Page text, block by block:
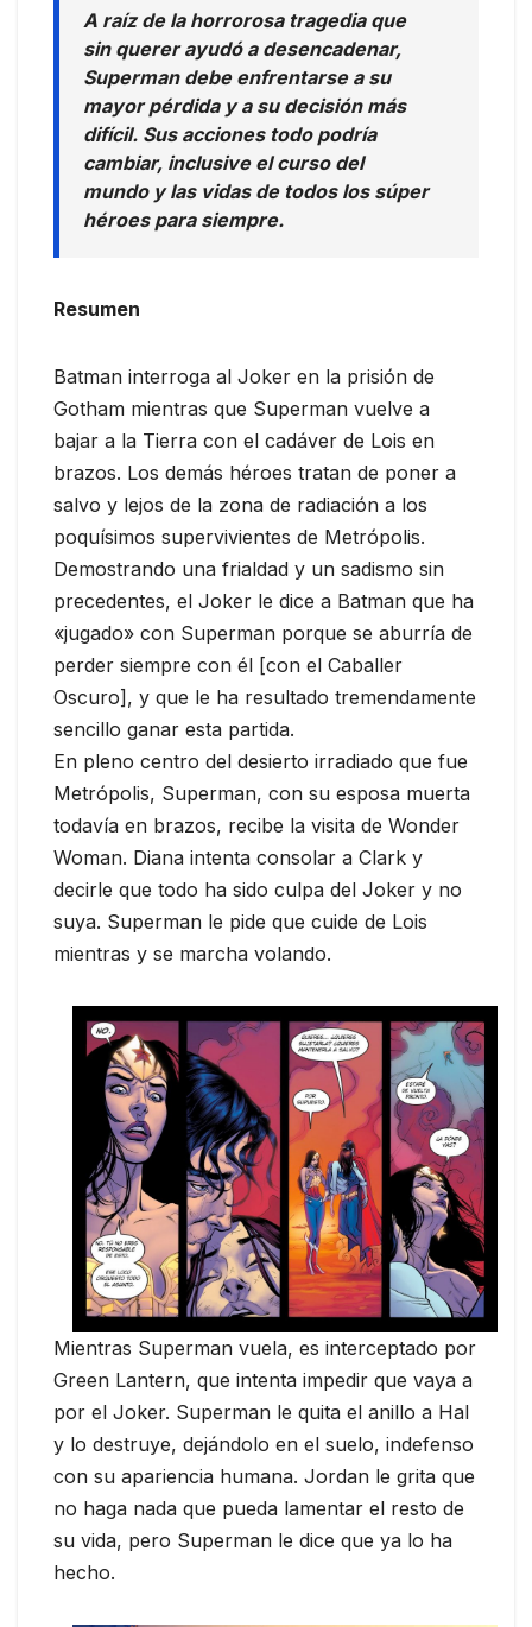
A raíz de la horrorosa tragedia que
sin querer ayudó a desencadenar,
Superman debe enfrentarse a su
mayor pérdida y a su decisión más
difícil. Sus acciones todo podría
cambiar, inclusive el curso del
mundo y las vidas de todos los súper
héroes para siempre.
Resumen
Batman interroga al Joker en la prisión de
Gotham mientras que Superman vuelve a
bajar a la Tierra con el cadáver de Lois en
brazos. Los demás héroes tratan de poner a
salvo y lejos de la zona de radiación a los
poquísimos supervivientes de Metrópolis.
Demostrando una frialdad y un sadismo sin
precedentes, el Joker le dice a Batman que ha
«jugado» con Superman porque se aburría de
perder siempre con él [con el Caballer
Oscuro], y que le ha resultado tremendamente
sencillo ganar esta partida.
En pleno centro del desierto irradiado que fue
Metrópolis, Superman, con su esposa muerta
todavía en brazos, recibe la visita de Wonder
Woman. Diana intenta consolar a Clark y
decirle que todo ha sido culpa del Joker y no
suya. Superman le pide que cuide de Lois
mientras y se marcha volando.
Mientras Superman vuela, es interceptado por
Green Lantern, que intenta impedir que vaya a
por el Joker. Superman le quita el anillo a Hal
y lo destruye, dejándolo en el suelo, indefenso
con su apariencia humana. Jordan le grita que
no haga nada que pueda lamentar el resto de
su vida, pero Superman le dice que ya lo ha
hecho.